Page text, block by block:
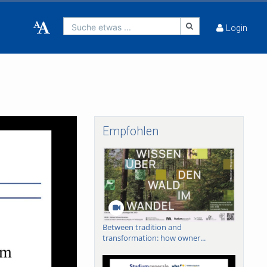
Suche etwas ... Login
Empfohlen
Between tradition and
transformation: how owner...